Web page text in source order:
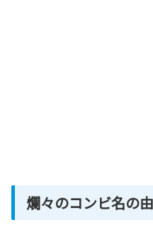
爛々のコンビ名の